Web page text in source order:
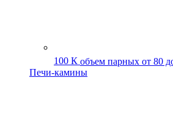
100 К объем парных от 80
Печи-камины